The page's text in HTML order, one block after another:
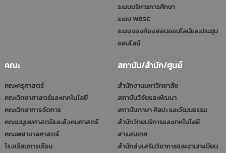
ระบบบริหารการศึกษา
ระบบ WBSC
ระบบจองห้องสอนออนไลน์และประชุม
ออนไลน์
คณะ
คณะครุศาสตร์
คณะวิทยาศาสตร์และเทคโนโลยี
คณะวิทยาการจัดการ
คณะมนุษยศาสตร์และสังคมศาสตร์
คณะพยาบาลศาสตร์
โรงเรียนการเรือน
สถาบัน/สำนัก/ศูนย์
สำนักงานมหาวิทยาลัย
สถาบันวิจัยและพัฒนา
สถาบันภาษา ศิลปะ และวัฒนธรรม
สำนักวิทยบริการและเทคโนโลยี
สารสนเทศ
สำนักส่งเสริมวิชาการและงานทะเบียน